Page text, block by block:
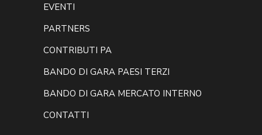
EVENTI
PARTNERS
CONTRIBUTI PA
BANDO DI GARA PAESI TERZI
BANDO DI GARA MERCATO INTERNO
CONTATTI